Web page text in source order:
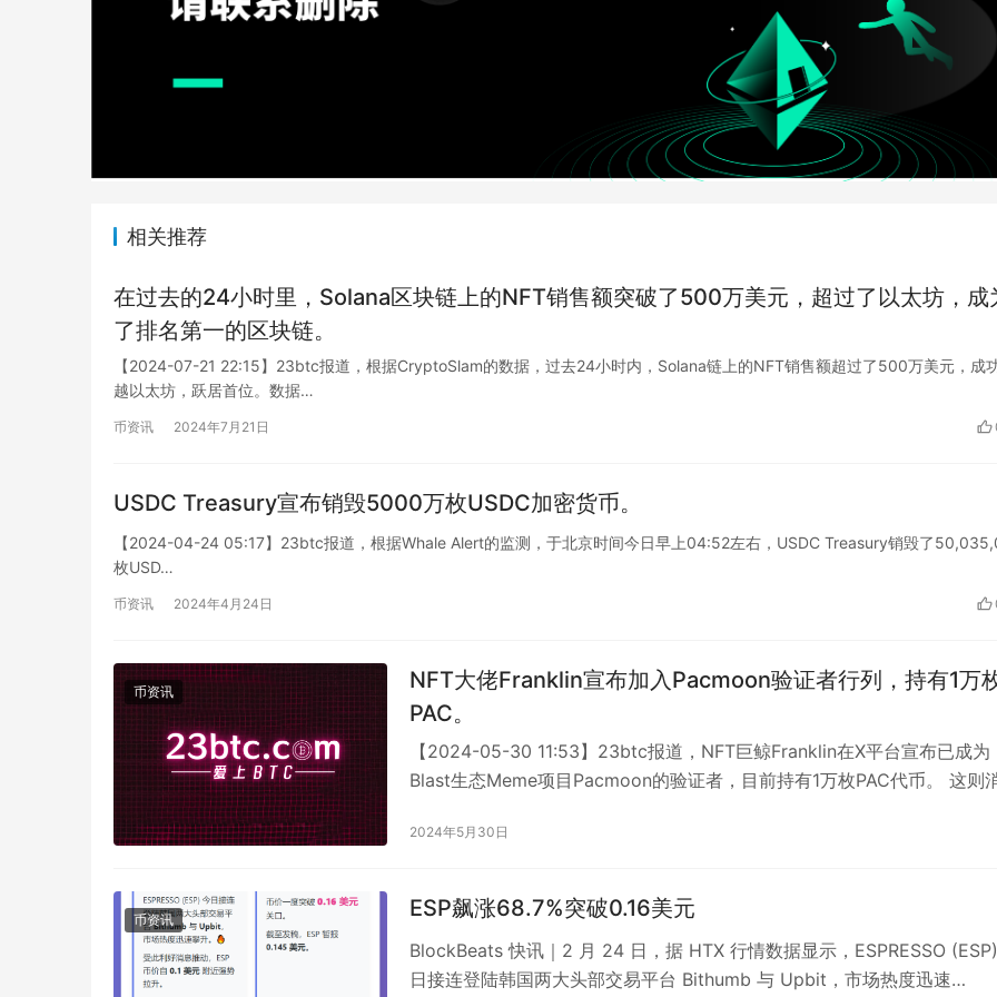
相关推荐
在过去的24小时里，Solana区块链上的NFT销售额突破了500万美元，超过了以太坊，成
了排名第一的区块链。
【2024-07-21 22:15】23btc报道，根据CryptoSlam的数据，过去24小时内，Solana链上的NFT销售额超过了500万美元，成
越以太坊，跃居首位。数据…
币资讯 2024年7月21日
USDC Treasury宣布销毁5000万枚USDC加密货币。
【2024-04-24 05:17】23btc报道，根据Whale Alert的监测，于北京时间今日早上04:52左右，USDC Treasury销毁了
枚USD…
币资讯 2024年4月24日
币资讯
NFT大佬Franklin宣布加入Pacmoon验证者行列，持有1万
PAC。
【2024-05-30 11:53】23btc报道，NFT巨鲸Franklin在X平台宣布已成为
Blast生态Meme项目Pacmoon的验证者，目前持有1万枚PAC代币。 这则
2024年5月30日
币资讯 ESP飙涨68.7%突破0.16美元
BlockBeats 快讯｜2 月 24 日，据 HTX 行情数据显示，ESPRESSO
日接连登陆韩国两大头部交易平台 Bithumb 与 Upbit，市场热度迅速…